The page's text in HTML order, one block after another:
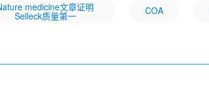
medicine文章证明
Selleck质量第一 COA